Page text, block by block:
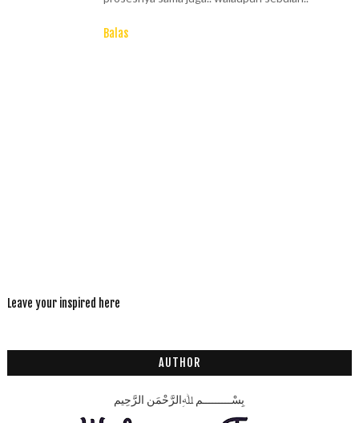
Balas
Leave your inspired here
AUTHOR
بِسْـــــــــمِ ﷲِالرَّحْمَنِ الرَّحِيم